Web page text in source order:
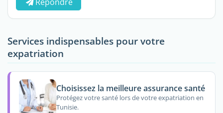
Services indispensables pour votre
expatriation
Choisissez la meilleure assurance santé
Protégez votre santé lors de votre expatriation en
Tunisie.